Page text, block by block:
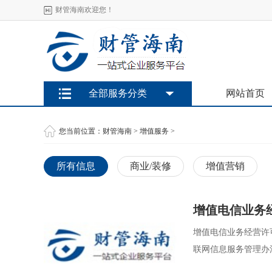
财管海南欢迎您！
网站首页
全部服务分类
您当前位置： 财管海南 > 增值服务 >
所有信息 商业/装修 增值营销
增值电信业务
增值电信业务经营
联网信息服务管理